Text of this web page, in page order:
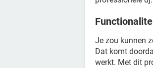
Je zou kunnen
Dat komt
werkt. Met dit